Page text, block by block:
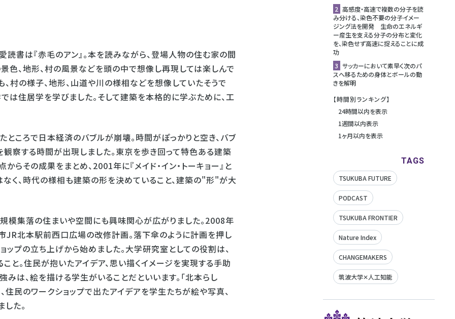
書は『赤毛のアン』。本を読みながら、登場人物の住む家の間
色、地形、村の風景などを頭の中で想像し再現しては楽しんで
、村の様子、地形、山道や川の様相などを想像していたそうで
では住居学を学びました。そして建築を本格的に学ぶために、工
ころで日本経済のバブルが崩壊。時間がぽっかりと空き、バブ
察する時間が出現しました。東京を歩き回って特色ある建築
その成果をまとめ、2001年に『メイド・イン・トーキョー』と
く、時代の様相も建築の形を決めていること、建築の"形"が大
集落の住まいや空間にも興味関心が広がりました。2008年
JR北本駅前西口広場の改修計画。落下傘のように計画を押し
ップの立ち上げから始めました。大学研究室としての役割は、
と。住民が抱いたアイデア、思い描くイメージを実現する手助
は、絵を描ける学生がいることだといいます。「北本らし
住民のワークショップで出たアイデアを学生たちが絵や写真、
た。
2 高感度・高速で複数の分子を読
み分ける、染色不要の分子イメー
ジング法を開発 生命のエネルギ
ー産生を支える分子の分布と変化
を、染色せず高速に捉えることに成
功
3 サッカーにおいて素早く次のパ
スへ移るための身体とボールの動
きを解明
【時間別ランキング】
24時間以内を表示
1週間以内表示
1ヶ月以内を表示
TAGS
TSUKUBA FUTURE
PODCAST
TSUKUBA FRONTIER
Nature Index
CHANGEMAKERS
筑波大学✕人工知能